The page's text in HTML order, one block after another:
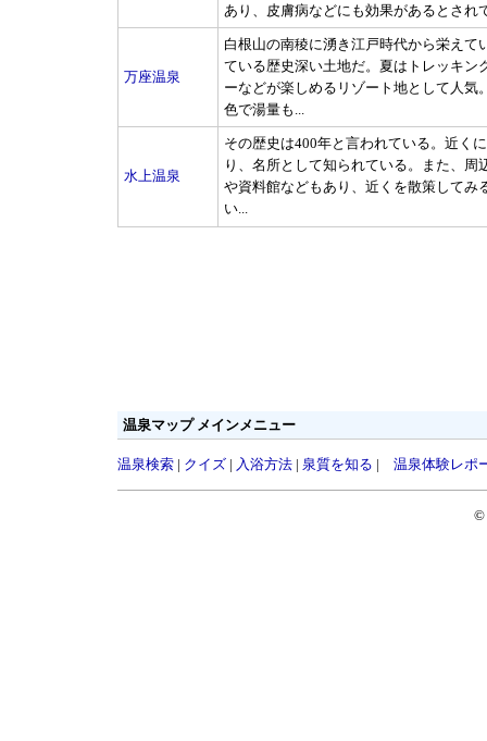
あり、皮膚病などにも効果があるとされ
万座温泉
白根山の南稜に湧き江戸時代から栄えて
ている歴史深い土地だ。夏はトレッキン
ーなどが楽しめるリゾート地として人気
色で湯量も...
水上温泉
その歴史は400年と言われている。近く
り、名所として知られている。また、周
や資料館などもあり、近くを散策してみ
い...
温泉マップ メインメニュー
温泉検索| クイズ| 入浴方法| 泉質を知る | 温泉体験レポ